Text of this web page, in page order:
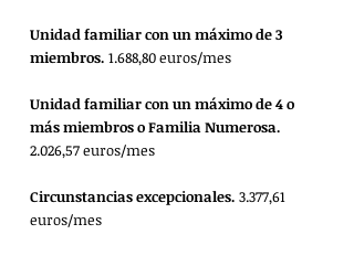
Unidad familiar con un máximo de 3
miembros. 1.688,80 euros/mes
Unidad familiar con un máximo de 4 o
más miembros o Familia Numerosa.
2.026,57 euros/mes
Circunstancias excepcionales. 3.377,61
euros/mes